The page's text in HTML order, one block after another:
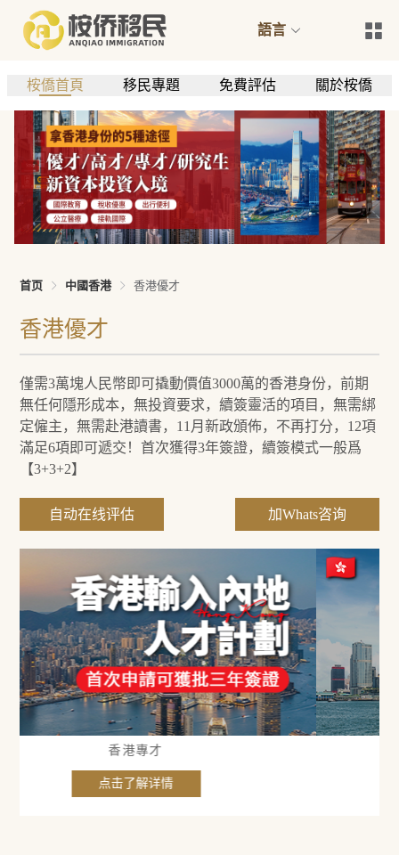
語言
桉僑首頁 移民專題 免費評估 關於桉僑
首页 中國香港 香港優才
香港優才
僅需3萬塊人民幣即可撬動價值3000萬的香港身份，前期
無任何隱形成本，無投資要求，續簽靈活的項目，無需綁
定僱主，無需赴港讀書，11月新政頒佈，不再打分，12項
滿足6項即可遞交！首次獲得3年簽證，續簽模式一般爲
【3+3+2】
自动在线评估 加Whats咨询
点击了解详情